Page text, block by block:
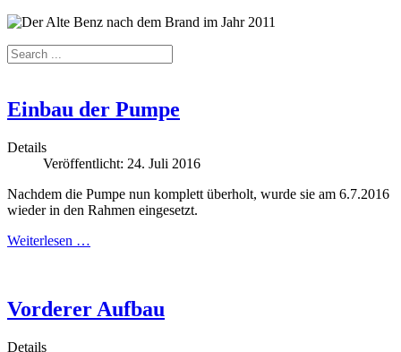
Einbau der Pumpe
Details
Veröffentlicht: 24. Juli 2016
Nachdem die Pumpe nun komplett überholt, wurde sie am 6.7.2016
wieder in den Rahmen eingesetzt.
Weiterlesen …
Vorderer Aufbau
Details